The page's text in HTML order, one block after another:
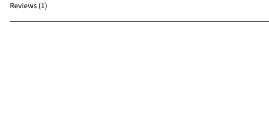
Reviews(1)